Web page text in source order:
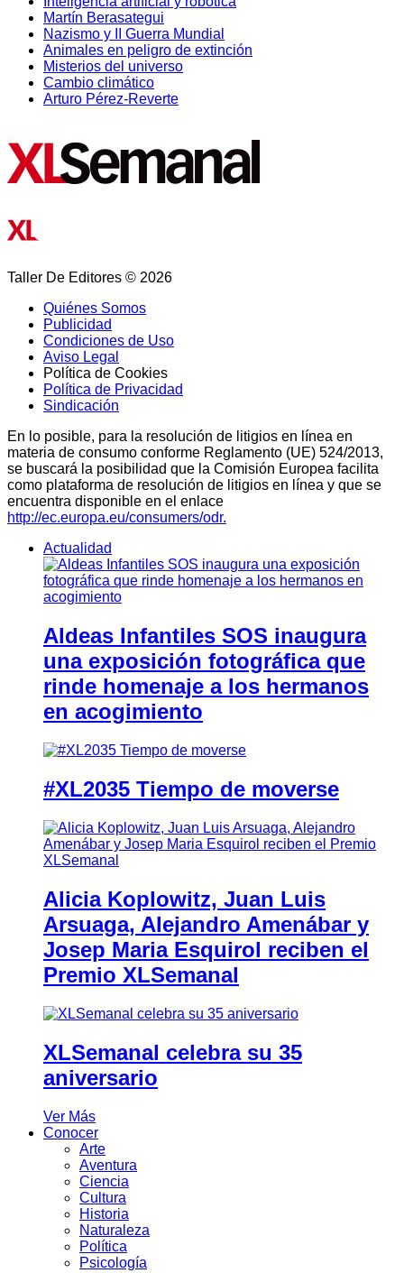
Martín Berasategui
Nazismo y II Guerra Mundial
Animales en peligro de extinción
Misterios del universo
Cambio climático
Arturo Pérez-Reverte
Taller De Editores © 2026
Quiénes Somos
Publicidad
Condiciones de Uso
Aviso Legal
Política de Cookies
Política de Privacidad
Sindicación
En lo posible, para la resolución de litigios en línea en
materia de consumo conforme Reglamento (UE) 524/2013,
se buscará la posibilidad que la Comisión Europea facilita
como plataforma de resolución de litigios en línea y que se
encuentra disponible en el enlace
http://ec.europa.eu/consumers/odr.
Actualidad
Aldeas Infantiles SOS inaugura
una exposición fotográfica que
rinde homenaje a los hermanos
en acogimiento
#XL2035 Tiempo de moverse
Alicia Koplowitz, Juan Luis
Arsuaga, Alejandro Amenábar y
Josep Maria Esquirol reciben el
Premio XLSemanal
XLSemanal celebra su 35
aniversario
Ver Más
Conocer
Arte
Aventura
Ciencia
Cultura
Historia
Naturaleza
Política
Psicología